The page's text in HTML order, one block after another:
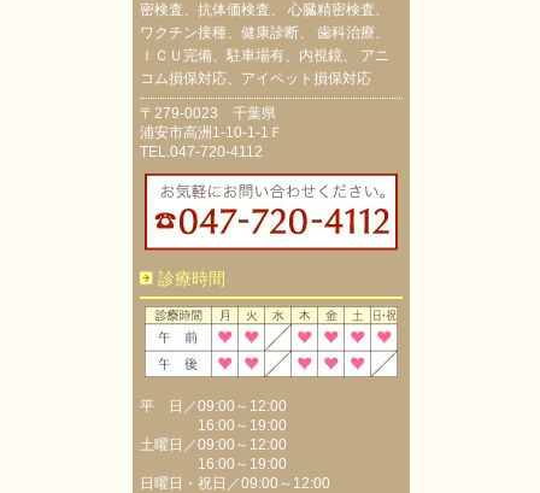
密検査、抗体価検査、 心臓精密検査、
ワクチン接種、健康診断、 歯科治療、
ＩＣＵ完備、駐車場有、内視鏡、 アニ
コム損保対応、アイペット損保対応
〒279-0023 千葉県
浦安市高洲1-10-1-1Ｆ
TEL.047-720-4112
診療時間
平 日／09:00～12:00
16:00～19:00
土曜日／09:00～12:00
16:00～19:00
日曜日・祝日／09:00～12:00